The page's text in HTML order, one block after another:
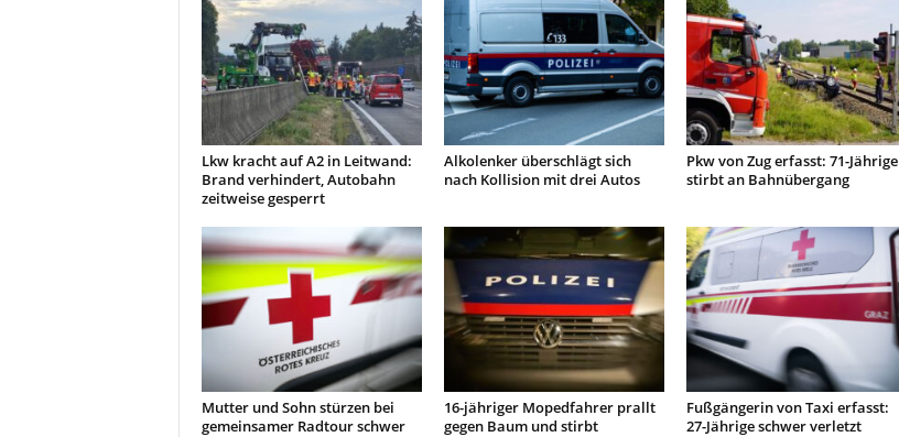
Lkw kracht auf A2 in Leitwand:
Brand verhindert, Autobahn
zeitweise gesperrt
Alkolenker überschlägt sich
nach Kollision mit drei Autos
Pkw von Zug erfasst: 71-Jährige
stirbt an Bahnübergang
Mutter und Sohn stürzen bei
gemeinsamer Radtour schwer
16-jähriger Mopedfahrer prallt
gegen Baum und stirbt
Fußgängerin von Taxi erfasst:
27-Jährige schwer verletzt